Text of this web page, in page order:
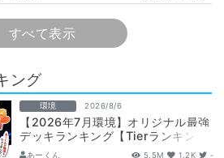
すべて表示
ング
環境 2026/8/6
【2026年7月環境】オリジナル最強
デッキランキング【Tierランキン
グ】
あーくん 5.5M 1.2K -